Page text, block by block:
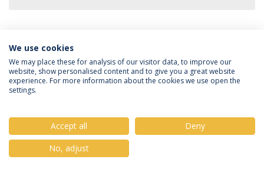
Política de Privacidade
Termos & Condições
Direitos do Titular dos Dados
© 2026 Universidade Católica Portuguesa
We use cookies
We may place these for analysis of our visitor data, to improve our
website, show personalised content and to give you a great website
experience. For more information about the cookies we use open the
settings.
Accept all
Deny
No, adjust